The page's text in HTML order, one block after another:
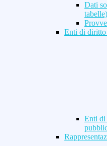
Dati
tabelle)
Enti di
Enti di